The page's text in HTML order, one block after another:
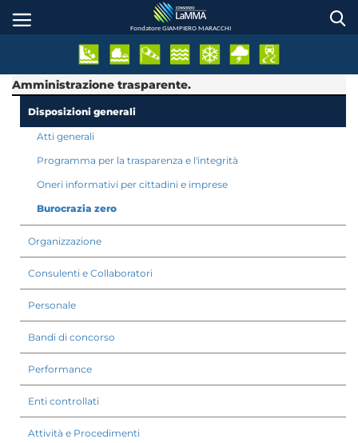
Fondatore GIAMPIERO MARACCHI
Amministrazione trasparente.
Disposizioni generali
Atti generali
Programma per la trasparenza e l'integrità
Oneri informativi per cittadini e imprese
Burocrazia zero
Organizzazione
Consulenti e Collaboratori
Personale
Bandi di concorso
Performance
Enti controllati
Attività e Procedimenti